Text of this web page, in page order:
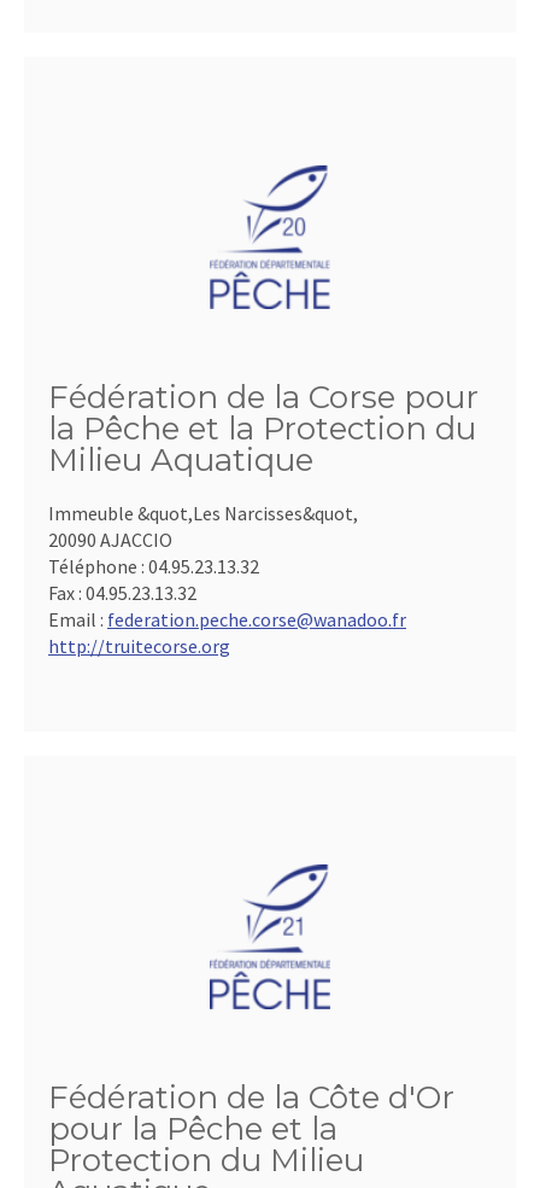
Fédération de la Corse pour
la Pêche et la Protection du
Milieu Aquatique
Immeuble &quot,Les Narcisses&quot,
20090 AJACCIO
Téléphone : 04.95.23.13.32
Fax : 04.95.23.13.32
Email : federation.peche.corse@wanadoo.fr
http://truitecorse.org
Fédération de la Côte d'Or
pour la Pêche et la
Protection du Milieu